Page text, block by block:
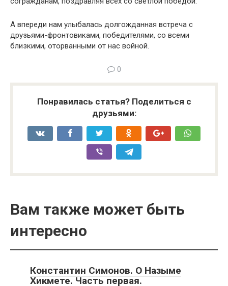
А впереди нам улыбалась долгожданная встреча с
друзьями-фронтовиками, победителями, со всеми
близкими, оторванными от нас войной.
0
Понравилась статья? Поделиться с
друзьями:
Вам также может быть
интересно
Константин Симонов. О Назыме
Хикмете. Часть первая.